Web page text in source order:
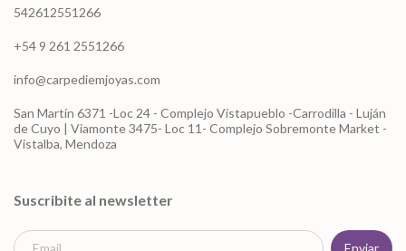
542612551266
+54 9 261 2551266
info@carpediemjoyas.com
San Martín 6371 -Loc 24 - Complejo Vistapueblo -Carrodilla - Luján
de Cuyo | Viamonte 3475- Loc 11- Complejo Sobremonte Market -
Vistalba, Mendoza
Suscribite al newsletter